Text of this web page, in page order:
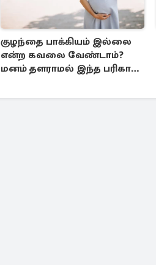
குழந்தை பாக்கியம் இல்லை
என்ற கவலை வேண்டாம்?
மனம் தளராமல் இந்த பரிகாரம்